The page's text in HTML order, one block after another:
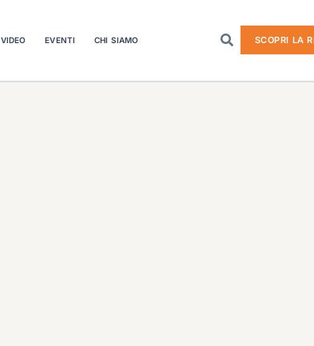
VIDEO EVENTI CHI SIAMO SCOPRI LA